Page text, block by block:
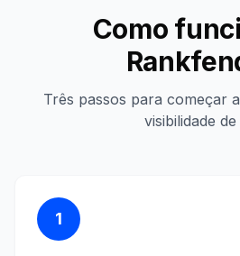
Como
Três passos para começar
visibilidade
1